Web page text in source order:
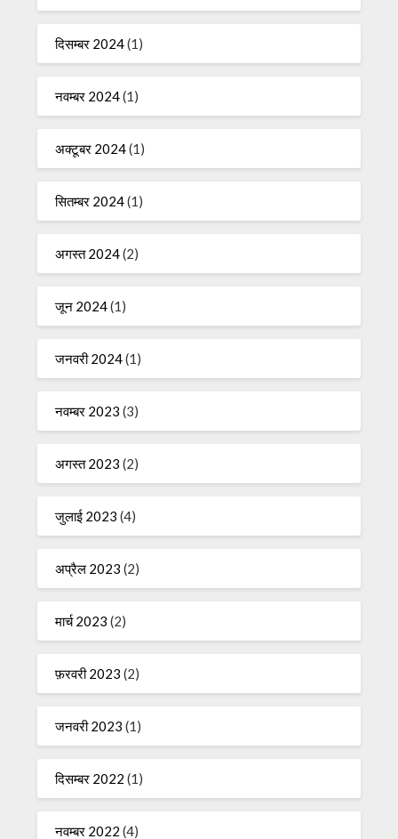
दिसम्बर 2024(1)
नवम्बर 2024(1)
अक्टूबर 2024(1)
सितम्बर 2024(1)
अगस्त 2024(2)
जून 2024(1)
जनवरी 2024(1)
नवम्बर 2023 (3)
अगस्त 2023 (2)
जुलाई 2023 (4)
अप्रैल 2023 (2)
मार्च 2023 (2)
फ़रवरी 2023 (2)
जनवरी 2023 (1)
दिसम्बर 2022 (1)
नवम्बर 2022 (4)